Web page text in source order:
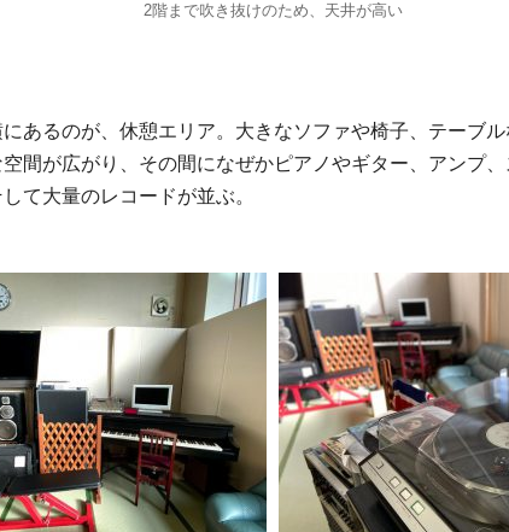
2階まで吹き抜けのため、天井が高い
あるのが、休憩エリア。大きなソファや椅子、テーブ
間が広がり、その間になぜかピアノやギター、アンプ
て大量のレコードが並ぶ。